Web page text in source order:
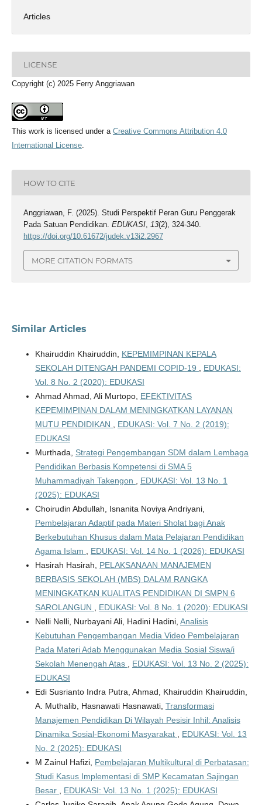
Articles
LICENSE
Copyright (c) 2025 Ferry Anggriawan
This work is licensed under a Creative Commons Attribution 4.0
International License.
HOW TO CITE
Anggriawan, F. (2025). Studi Perspektif Peran Guru Penggerak
Pada Satuan Pendidikan. EDUKASI, 13(2), 324-340.
https://doi.org/10.61672/judek.v13i2.2967
MORE CITATION FORMATS
Similar Articles
Khairuddin Khairuddin, KEPEMIMPINAN KEPALA
SEKOLAH DITENGAH PANDEMI COPID-19
EDUKASI:
Vol. 8 No. 2 (2020): EDUKASI
Ahmad Ahmad, Ali Murtopo, EFEKTIVITAS
KEPEMIMPINAN DALAM MENINGKATKAN LAYANAN
MUTU PENDIDIKAN
EDUKASI: Vol. 7 No. 2 (2019):
EDUKASI
Murthada, Strategi Pengembangan SDM dalam Lembaga
Pendidikan Berbasis Kompetensi di SMA 5
Muhammadiyah Takengon
EDUKASI: Vol. 13 No. 1
(2025): EDUKASI
Choirudin Abdullah, Isnanita Noviya Andriyani,
Pembelajaran Adaptif pada Materi Sholat bagi Anak
Berkebutuhan Khusus dalam Mata Pelajaran Pendidikan
Agama Islam
EDUKASI: Vol. 14 No. 1 (2026): EDUKASI
Hasirah Hasirah, PELAKSANAAN MANAJEMEN
BERBASIS SEKOLAH (MBS) DALAM RANGKA
MENINGKATKAN KUALITAS PENDIDIKAN DI SMPN 6
SAROLANGUN
EDUKASI: Vol. 8 No. 1 (2020): EDUKASI
Nelli Nelli, Nurbayani Ali, Hadini Hadini, Analisis
Kebutuhan Pengembangan Media Video Pembelajaran
Pada Materi Adab Menggunakan Media Sosial Siswa/i
Sekolah Menengah Atas
EDUKASI: Vol. 13 No. 2 (2025):
EDUKASI
Edi Susrianto Indra Putra, Ahmad, Khairuddin Khairuddin,
A. Muthalib, Hasnawati Hasnawati, Transformasi
Manajemen Pendidikan Di Wilayah Pesisir Inhil: Analisis
Dinamika Sosial-Ekonomi Masyarakat
EDUKASI: Vol. 13
No. 2 (2025): EDUKASI
M Zainul Hafizi, Pembelajaran Multikultural di Perbatasan:
Studi Kasus Implementasi di SMP Kecamatan Sajingan
Besar
EDUKASI: Vol. 13 No. 1 (2025): EDUKASI